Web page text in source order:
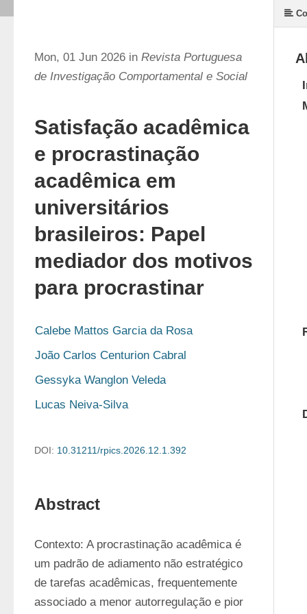
Mon, 01 Jun 2026 in Revista Portuguesa
de Investigação Comportamental e Social
Satisfação acadêmica
e procrastinação
acadêmica em
universitários
brasileiros: Papel
mediador dos motivos
para procrastinar
Calebe Mattos Garcia da Rosa
João Carlos Centurion Cabral
Gessyka Wanglon Veleda
Lucas Neiva-Silva
DOI: 10.31211/rpics.2026.12.1.392
Abstract
Contexto: A procrastinação acadêmica é
um padrão de adiamento não estratégico
de tarefas acadêmicas, frequentemente
associado a menor autorregulação e pior